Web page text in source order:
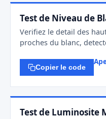
Test de Niveau de
Verifiez le detail des
proches du blanc,
Copier le code
Test de Luminosite